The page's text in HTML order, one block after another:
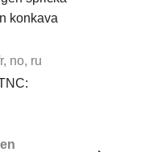
konkava
no, ru
en